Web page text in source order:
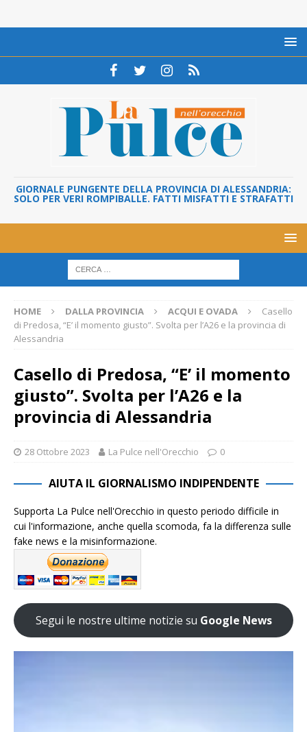
GIORNALE PUNGENTE DELLA PROVINCIA DI ALESSANDRIA:
SOLO PER VERI ROMPIBALLE. FATTI MISFATTI E STRAFATTI
HOME DALLA PROVINCIA ACQUI E OVADA
Casello
di Predosa, “E’ il momento giusto”. Svolta per l’A26 e la provincia di
Alessandria
Casello di Predosa, “E’ il momento
giusto”. Svolta per l’A26 e la
provincia di Alessandria
28 Ottobre 2023 La Pulce nell'Orecchio 0
AIUTA IL GIORNALISMO INDIPENDENTE
Supporta La Pulce nell'Orecchio in questo periodo difficile in
cui l'informazione, anche quella scomoda, fa la differenza sulle
fake news e la misinformazione.
Segui le nostre ultime notizie su Google News